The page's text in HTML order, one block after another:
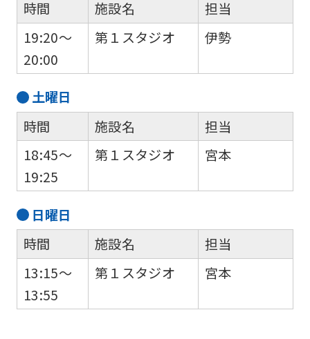
時間
19:20～
20:00
施設名
第１スタジオ
担当
伊勢
土曜日
時間
18:45～
19:25
施設名
第１スタジオ
担当
宮本
日曜日
時間
13:15～
13:55
施設名
第１スタジオ
担当
宮本